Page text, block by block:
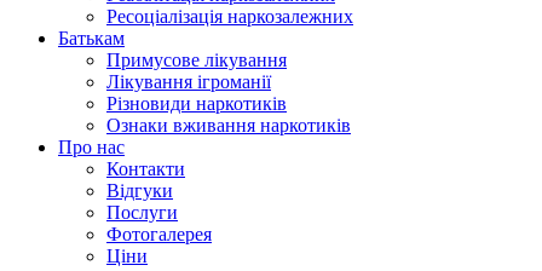
Ресоціалізація наркозалежних
Батькам
Примусове лікування
Лікування ігроманії
Різновиди наркотиків
Ознаки вживання наркотиків
Про нас
Контакти
Відгуки
Послуги
Фотогалерея
Ціни